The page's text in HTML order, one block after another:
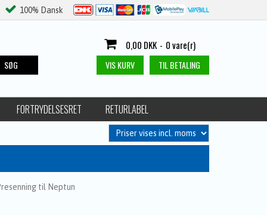
100% Dansk
0,00 DKK - 0 vare(r)
VIS KURV TIL BETALING
FORTRYDELSESRET RETURLABEL
SØG
til Neptun